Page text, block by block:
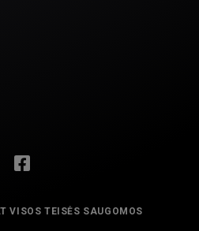
VISOS TEISĖS SAUGOMOS